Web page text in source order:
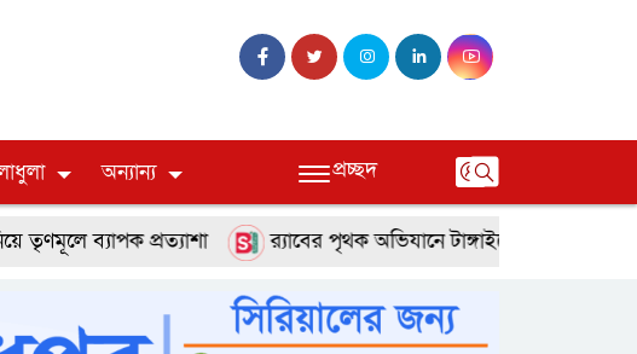
অন্যান্য প্রচ্ছদ
প্রত্যাশা র‌্যাবের পৃথক অভিযানে টাঙ্গাইলে হত্যা ও অপহরণ